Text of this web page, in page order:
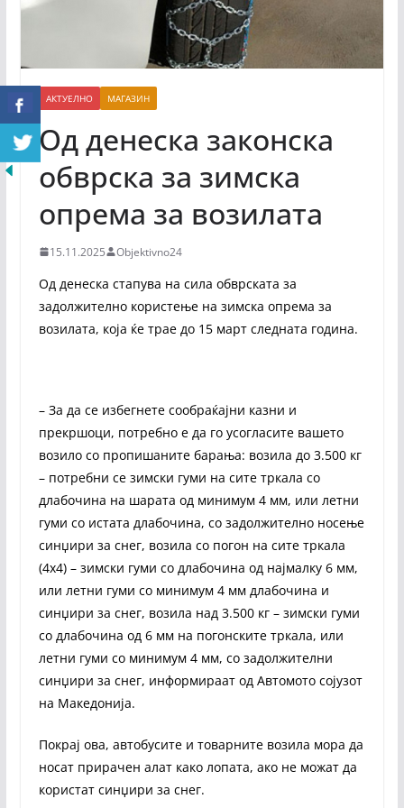
АКТУЕЛНО МАГАЗИН
Од денеска законска
обврска за зимска
опрема за возилата
15.11.2025 Objektivno24
Од денеска стапува на сила обврската за
задолжително користење на зимска опрема за
возилата, која ќе трае до 15 март следната година.
– За да се избегнете сообраќајни казни и
прекршоци, потребно е да го усогласите вашето
возило со пропишаните барања: возила до 3.500 кг
– потребни се зимски гуми на сите тркала со
длабочина на шарата од минимум 4 мм, или летни
гуми со истата длабочина, со задолжително носење
синџири за снег, возила со погон на сите тркала
(4х4) – зимски гуми со длабочина од најмалку 6 мм,
или летни гуми со минимум 4 мм длабочина и
синџири за снег, возила над 3.500 кг – зимски гуми
со длабочина од 6 мм на погонските тркала, или
летни гуми со минимум 4 мм, со задолжителни
синџири за снег, информираат од Автомото сојузот
на Македонија.
Покрај ова, автобусите и товарните возила мора да
носат прирачен алат како лопата, ако не можат да
користат синџири за снег.